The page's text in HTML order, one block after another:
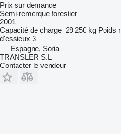
Prix sur demande
Semi-remorque forestier
2001
Capacité de charge 29 250 kg Poids
d'essieux 3
Espagne, Soria
TRANSLER S.L
Contacter le vendeur